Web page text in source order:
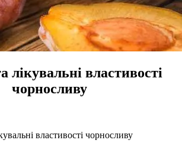
лікувальні властивості
чорносливу
властивості чорносливу